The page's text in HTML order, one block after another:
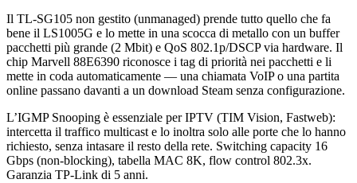
Il TL-SG105 non gestito (unmanaged) prende tutto quello che fa
bene il LS1005G e lo mette in una scocca di metallo con un buffer
pacchetti più grande (2 Mbit) e QoS 802.1p/DSCP via hardware. Il
chip Marvell 88E6390 riconosce i tag di priorità nei pacchetti e li
mette in coda automaticamente — una chiamata VoIP o una partita
online passano davanti a un download Steam senza configurazione.
L’IGMP Snooping è essenziale per IPTV (TIM Vision, Fastweb):
intercetta il traffico multicast e lo inoltra solo alle porte che lo hanno
richiesto, senza intasare il resto della rete. Switching capacity 16
Gbps (non-blocking), tabella MAC 8K, flow control 802.3x.
Garanzia TP-Link di 5 anni.